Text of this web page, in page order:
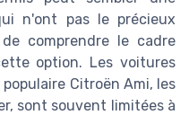
n'ont pas le précieux
comprendre le cadre
option. Les voitures
populaire Citroën Ami, les
sont souvent limitées à